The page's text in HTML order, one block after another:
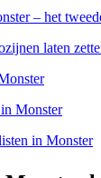
– het
laten
Monster
in Monster